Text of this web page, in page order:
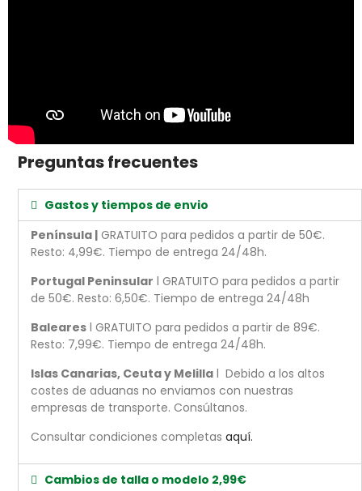
Preguntas frecuentes
Gastos y tiempos de envio
Península | GRATUITO para pedidos a partir de 50€.
Resto: 4,99€. Tiempo de entrega 24/48h.
Portugal Peninsular l GRATUITO para pedidos a partir
de 50€. Resto: 6,50€. Tiempo de entrega 24/48h
Baleares l GRATUITO para pedidos a partir de 89€.
Resto: 7,99€. Tiempo de entrega 24/48h.
Islas Canarias, Ceuta y Melilla l Debido a los altos
costes de aduanas no enviamos con nuestras
empresas de transporte. Consúltanos.
Consultar condiciones completasaquí.
Cambios de talla o modelo 2,99€